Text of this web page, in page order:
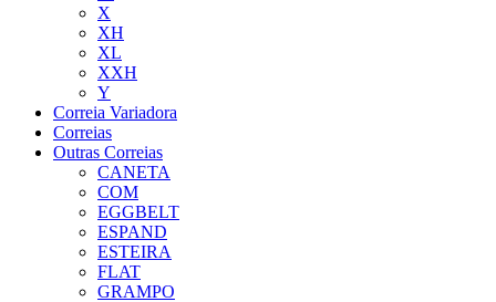
X
XH
XL
XXH
Y
Correia Variadora
Correias
Outras Correias
CANETA
COM
EGGBELT
ESPAND
ESTEIRA
FLAT
GRAMPO